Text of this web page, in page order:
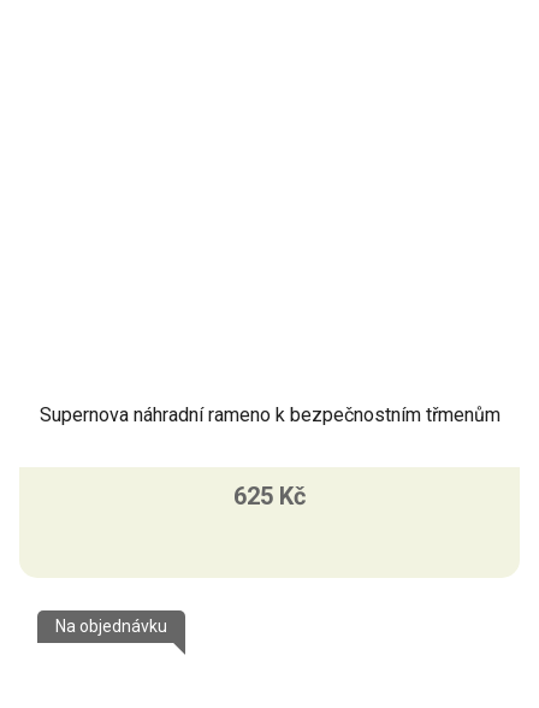
Supernova náhradní rameno k bezpečnostním třmenům
625 Kč
Na objednávku